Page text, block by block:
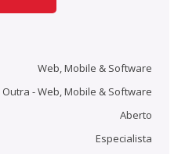
Web, Mobile & Software
Outra - Web, Mobile & Software
Aberto
Especialista